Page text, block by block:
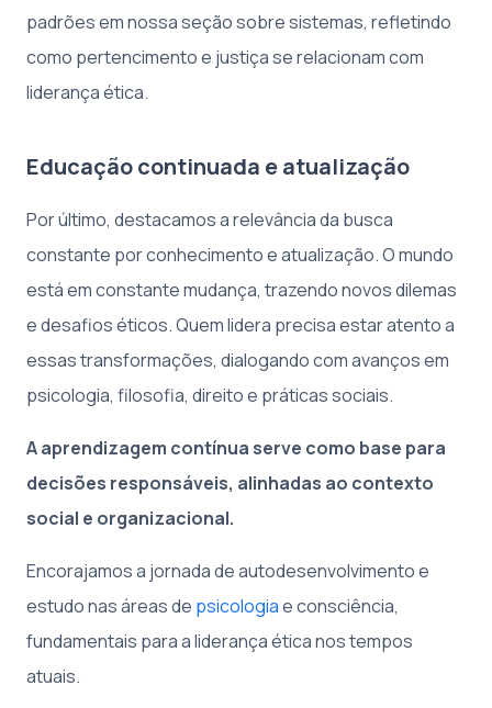
padrões em nossa seção sobre sistemas, refletindo
como pertencimento e justiça se relacionam com
liderança ética.
Educação continuada e atualização
Por último, destacamos a relevância da busca
constante por conhecimento e atualização. O mundo
está em constante mudança, trazendo novos dilemas
e desafios éticos. Quem lidera precisa estar atento a
essas transformações, dialogando com avanços em
psicologia, filosofia, direito e práticas sociais.
A aprendizagem contínua serve como base para
decisões responsáveis, alinhadas ao contexto
social e organizacional.
Encorajamos a jornada de autodesenvolvimento e
estudo nas áreas de psicologiae consciência,
fundamentais para a liderança ética nos tempos
atuais.